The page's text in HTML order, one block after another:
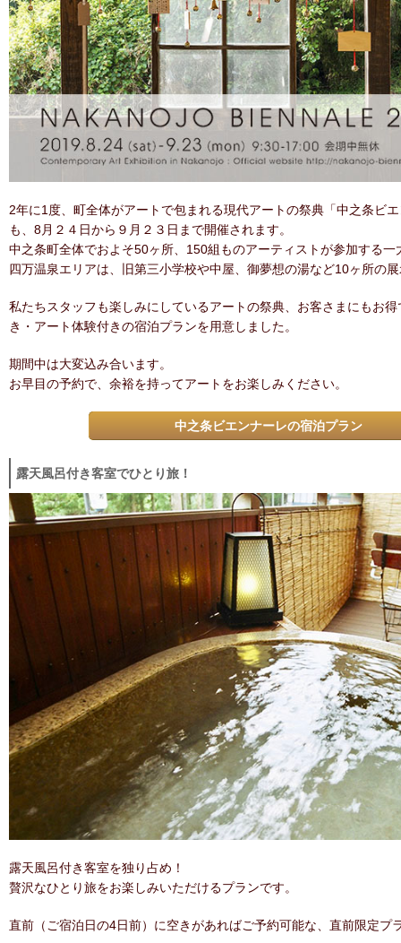
2年に1度、町全体がアートで包まれる現代アートの祭典「中之条ビ
も、8月２４日から９月２３日まで開催されます。
中之条町全体でおよそ50ヶ所、150組ものアーティストが参加する一
四万温泉エリアは、旧第三小学校や中屋、御夢想の湯など10ヶ所の
私たちスタッフも楽しみにしているアートの祭典、お客さまにもお
き・アート体験付きの宿泊プランを用意しました。
期間中は大変込み合います。
お早目の予約で、余裕を持ってアートをお楽しみください。
中之条ビエンナーレの宿泊プラン
露天風呂付き客室でひとり旅！
露天風呂付き客室を独り占め！
贅沢なひとり旅をお楽しみいただけるプランです。
直前（ご宿泊日の4日前）に空きがあればご予約可能な、直前限定プ